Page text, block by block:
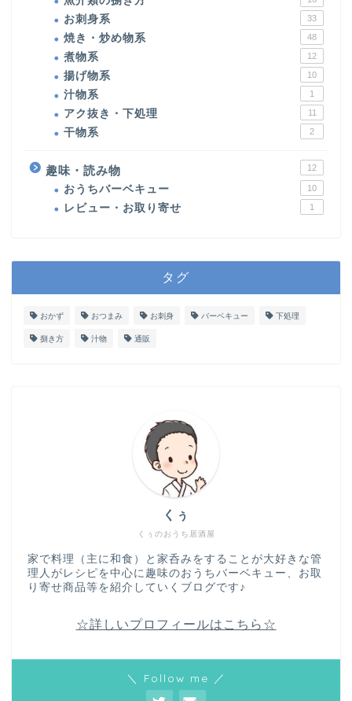
お刺身系 33
焼き・炒め物系 48
煮物系 12
揚げ物系 10
汁物系 1
アク抜き・下処理 11
干物系 2
趣味・読み物 12
おうちバーベキュー 10
レビュー・お取り寄せ 1
タグ
おかず おつまみ お刺身 バーベキュー 下処理
捌き方 汁物 通販
くぅのおうち居酒屋
くぅ
家で料理（主に和食）と家呑みをすることが大好きな管
理人がレシピを中心に趣味のおうちバーベキュー、お取
り寄せ商品等を紹介していくブログです♪
☆詳しいプロフィールはこちら☆
＼ Follow me ／